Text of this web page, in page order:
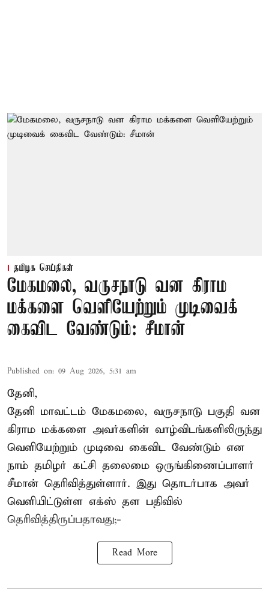
தமிழக செய்திகள்
மேகமலை, வருசநாடு வன கிராம
மக்களை வெளியேற்றும் முடிவைக்
கைவிட வேண்டும்: சீமான்
Published on: 09 Aug 2026, 5:31 am
தேனி,
தேனி மாவட்டம் மேகமலை, வருசநாடு பகுதி வன
கிராம மக்களை அவர்களின் வாழ்விடங்களிலிருந்து
வெளியேற்றும் முடிவை கைவிட வேண்டும் என
நாம் தமிழர் கட்சி தலைமை ஒருங்கிணைப்பாளர்
சீமான் தெரிவித்துள்ளார். இது தொடர்பாக அவர்
வெளியிட்டுள்ள எக்ஸ் தள பதிவில்
தெரிவித்திருப்பதாவது;-
Read More